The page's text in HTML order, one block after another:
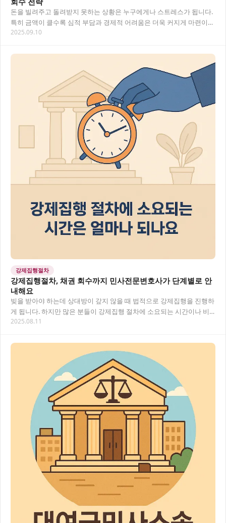
돈을 빌려주고 돌려받지 못하는 상황은 누구에게나 스트레스가 됩니다.
특히 금액이 클수록 심적 부담과 경제적 어려움은 더욱 커지게 마련이
죠. 순천에서 대여금 문제로 고민하고 계신가요…
2025.09.10
강제집행절차
강제집행절차, 채권 회수까지 민사전문변호사가 단계별로 안
내해요
빚을 받아야 하는데 상대방이 갚지 않을 때 법적으로 강제집행을 진행하
게 됩니다. 하지만 많은 분들이 강제집행 절차에 소요되는 시간이나 비
용에 대해 궁금해하세요. 민사전문변호사와 함…
2025.08.11